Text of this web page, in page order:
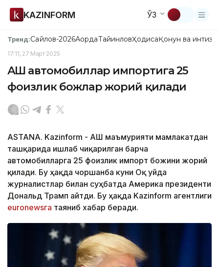
KAZINFORM ЎЗ
Тренд:Сайлов-2026АқордаТайинловҲодисаҚонун ва
17:11, 27 Март 2025
АҚШ автомобиллар импортига 25
фоизлик божлар жорий қилади
ASTANA. Kazinform - АҚШ маъмурияти мамлакатдан
ташқарида ишлаб чиқарилган барча
автомобилларга 25 фоизлик импорт божини жорий
қилади. Бу ҳақда чоршанба куни Оқ уйда
журналистлар билан суҳбатда Америка президенти
Дональд Трамп айтди. Бу ҳақда Kazinform агентлиги
еuronewsга таяниб хабар беради.